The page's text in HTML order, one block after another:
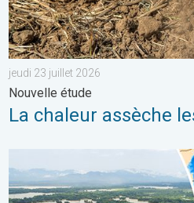
jeudi 23 juillet 2026
Nouvelle étude
La chaleur assèche
L'Asie en proie à de graves